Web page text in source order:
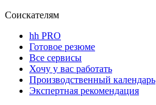
Соискателям
hh PRO
Готовое резюме
Все сервисы
Хочу у вас работать
Производственный календарь
Экспертная рекомендация